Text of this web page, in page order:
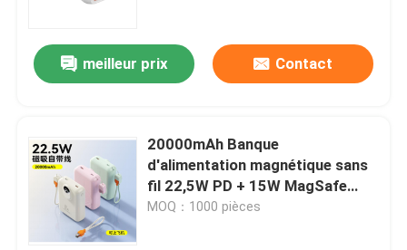
haut-parleurs Bluetooth
Haut-parleur sans fil multifonctionnel
clavier et souris sans fil
meilleur prix Contact
20000mAh Banque
d'alimentation magnétique sans
fil 22,5W PD + 15W MagSafe
Compatible Type-C / Lightning
MOQ：1000 pièces